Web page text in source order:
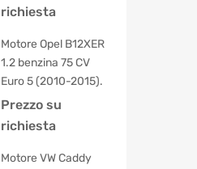
richiesta
Motore Opel B12XER
1.2 benzina 75 CV
Euro 5 (2010-2015).
Prezzo su
richiesta
Motore VW Caddy